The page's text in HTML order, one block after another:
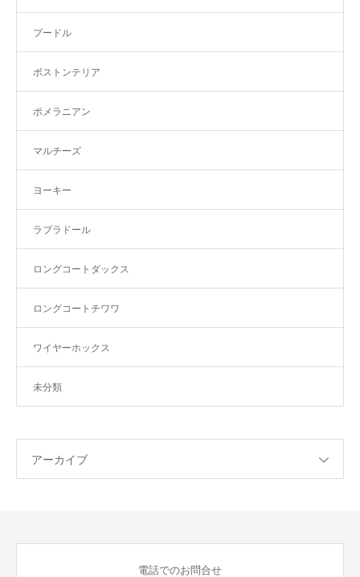
プードル
ボストンテリア
ポメラニアン
マルチーズ
ヨーキー
ラブラドール
ロングコートダックス
ロングコートチワワ
ワイヤーホックス
未分類
アーカイブ
電話でのお問合せ